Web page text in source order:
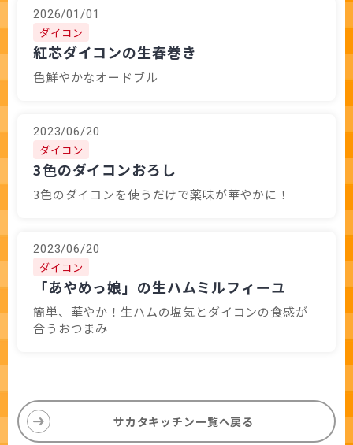
2026/01/01
ダイコン
紅芯ダイコンの生春巻き
色鮮やかなオードブル
2023/06/20
ダイコン
3色のダイコンおろし
3色のダイコンを使うだけで薬味が華やかに！
2023/06/20
ダイコン
「あやめっ娘」の生ハムミルフィーユ
簡単、華やか！生ハムの塩気とダイコンの食感が
合うおつまみ
サカタキッチン一覧へ戻る